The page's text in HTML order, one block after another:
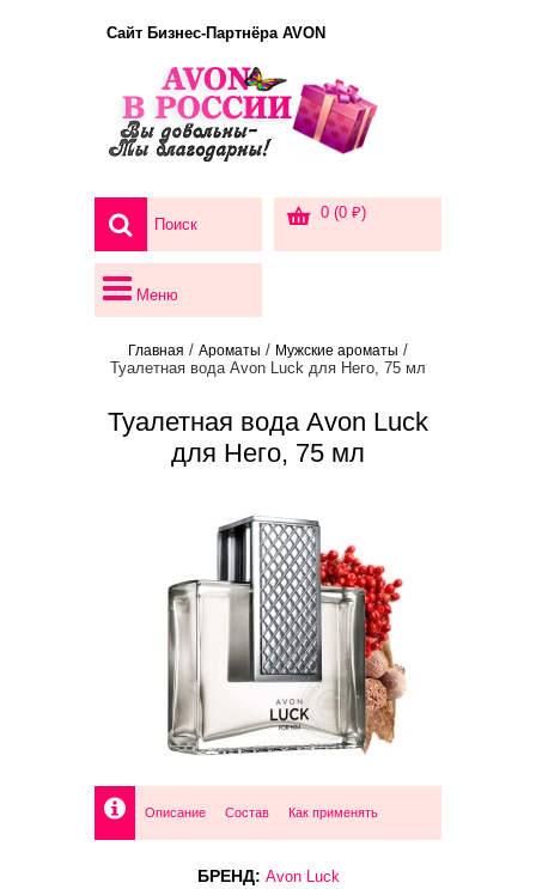
Сайт Бизнес-Партнёра AVON
0 (0 ₽)
Меню
Главная / Ароматы / Мужские ароматы /
Туалетная вода Avon Luck для Него, 75 мл
Туалетная вода Avon Luck
для Него, 75 мл
Описание Состав Как применять
БРЕНД: Avon Luck